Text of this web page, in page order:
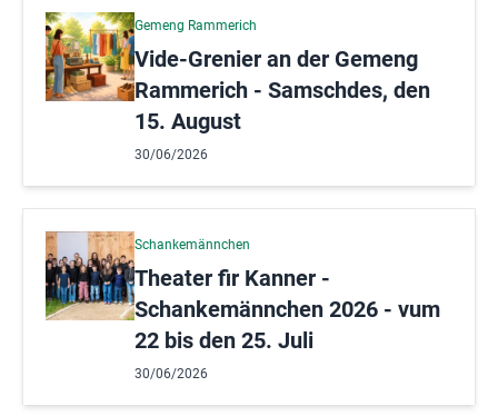
Gemeng Rammerich
Vide-Grenier an der Gemeng
Rammerich - Samschdes, den
15. August
30/06/2026
Schankemännchen
Theater fir Kanner -
Schankemännchen 2026 - vum
22 bis den 25. Juli
30/06/2026